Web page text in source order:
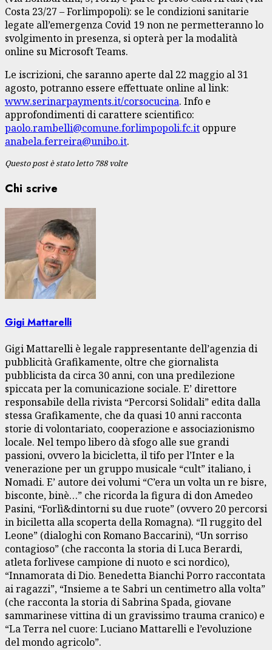
Costa 23/27 – Forlimpopoli): se le condizioni sanitarie
legate all’emergenza Covid 19 non ne permetteranno lo
svolgimento in presenza, si opterà per la modalità
online su Microsoft Teams.
Le iscrizioni, che saranno aperte dal 22 maggio al 31
agosto, potranno essere effettuate online al link:
www.serinarpayments.it/corsocucina. Info e
approfondimenti di carattere scientifico:
paolo.rambelli@comune.forlimpopoli.fc.it oppure
anabela.ferreira@unibo.it.
Questo post è stato letto 788 volte
Chi scrive
Gigi Mattarelli
Gigi Mattarelli è legale rappresentante dell’agenzia di
pubblicità Grafikamente, oltre che giornalista
pubblicista da circa 30 anni, con una predilezione
spiccata per la comunicazione sociale. E’ direttore
responsabile della rivista “Percorsi Solidali” edita dalla
stessa Grafikamente, che da quasi 10 anni racconta
storie di volontariato, cooperazione e associazionismo
locale. Nel tempo libero dà sfogo alle sue grandi
passioni, ovvero la bicicletta, il tifo per l’Inter e la
venerazione per un gruppo musicale “cult” italiano, i
Nomadi. E’ autore dei volumi “C’era un volta un re bisre,
bisconte, binè…” che ricorda la figura di don Amedeo
Pasini, “Forlì&dintorni su due ruote” (ovvero 20 percorsi
in biciletta alla scoperta della Romagna). “Il ruggito del
Leone” (dialoghi con Romano Baccarini), “Un sorriso
contagioso” (che racconta la storia di Luca Berardi,
atleta forlivese campione di nuoto e sci nordico),
“Innamorata di Dio. Benedetta Bianchi Porro raccontata
ai ragazzi”, “Insieme a te Sabri un centimetro alla volta”
(che racconta la storia di Sabrina Spada, giovane
sammarinese vittina di un gravissimo trauma cranico) e
“La Terra nel cuore: Luciano Mattarelli e l’evoluzione
del mondo agricolo”.